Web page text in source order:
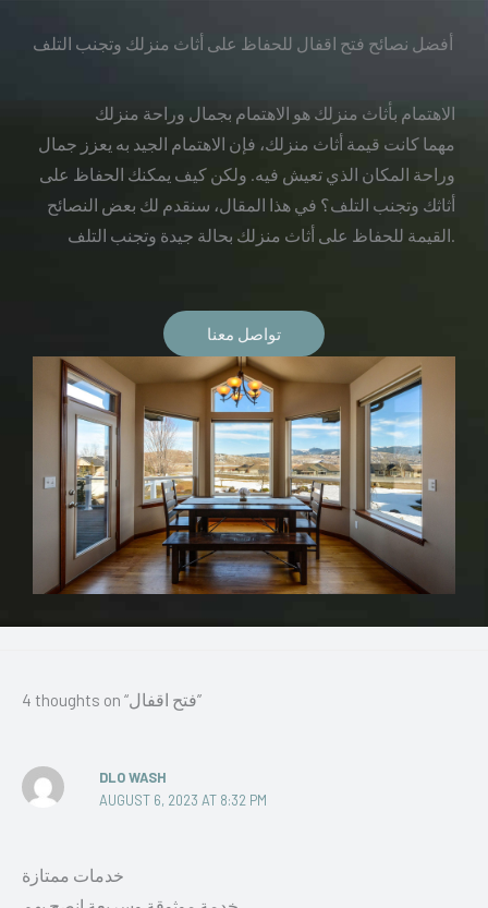
أفضل نصائح فتح اقفال للحفاظ على أثاث منزلك وتجنب التلف
الاهتمام بأثاث منزلك هو الاهتمام بجمال وراحة منزلك
مهما كانت قيمة أثاث منزلك، فإن الاهتمام الجيد به يعزز جمال
وراحة المكان الذي تعيش فيه. ولكن كيف يمكنك الحفاظ على
أثاثك وتجنب التلف؟ في هذا المقال، سنقدم لك بعض النصائح
القيمة للحفاظ على أثاث منزلك بحالة جيدة وتجنب التلف.
تواصل معنا
4 thoughts on “فتح اقفال”
DLO WASH
AUGUST 6, 2023 AT 8:32 PM
خدمات ممتازة